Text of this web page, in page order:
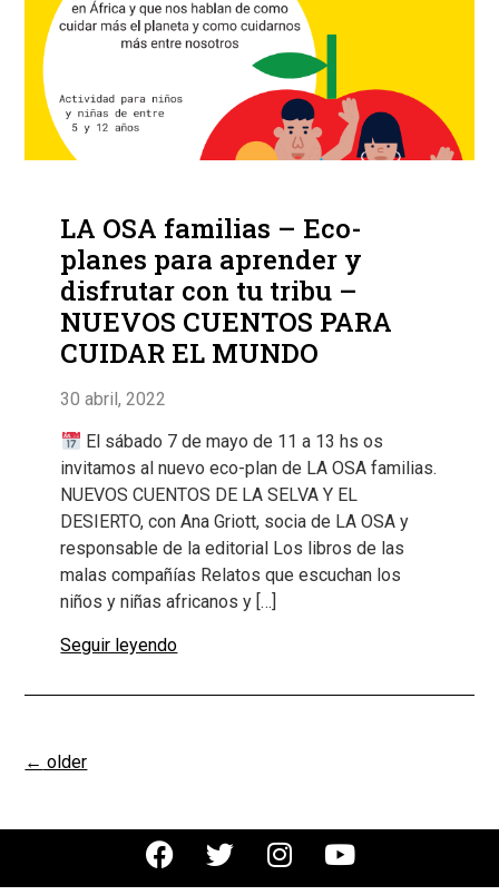
LA OSA familias – Eco-
planes para aprender y
disfrutar con tu tribu –
NUEVOS CUENTOS PARA
CUIDAR EL MUNDO
30 abril, 2022
El sábado 7 de mayo de 11 a 13 hs os
invitamos al nuevo eco-plan de LA OSA familias.
NUEVOS CUENTOS DE LA SELVA Y EL
DESIERTO, con Ana Griott, socia de LA OSA y
responsable de la editorial Los libros de las
malas compañías Relatos que escuchan los
niños y niñas africanos y […]
Seguir leyendo
← older